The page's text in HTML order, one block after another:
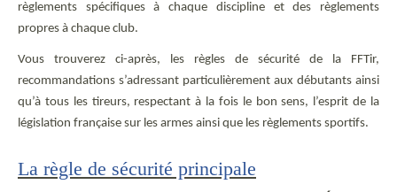
règlements spécifiques à chaque discipline et des règlements
propres à chaque club.
Vous trouverez ci-après, les règles de sécurité de la FFTir,
recommandations s’adressant particulièrement aux débutants ainsi
qu’à tous les tireurs, respectant à la fois le bon sens, l’esprit de la
législation française sur les armes ainsi que les règlements sportifs.
La règle de sécurité principale